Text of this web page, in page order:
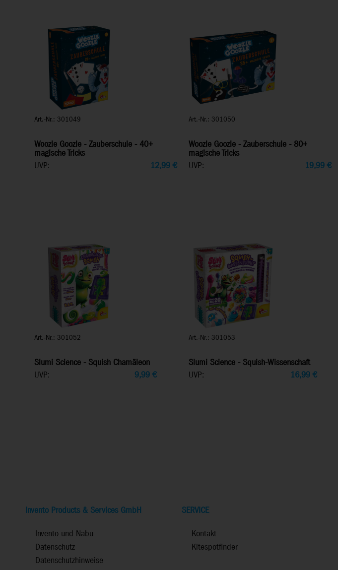
Art.-Nr.: 301049
Woozle Goozle - Zauberschule - 40+
magische Tricks
UVP:
12,99 €
Art.-Nr.: 301050
Woozle Goozle - Zauberschule - 80+
magische Tricks
UVP:
19,99€
Art.-Nr.: 301052
Slumi Science - Squish Chamäleon
UVP:
9,99 €
Art.-Nr.: 301053
Slumi Science - Squish-Wissenschaft
UVP:
16,99€
Invento Products & Services GmbH
Invento und Nabu
Datenschutz
Datenschutzhinweise
SERVICE
Kontakt
Kitespotfinder